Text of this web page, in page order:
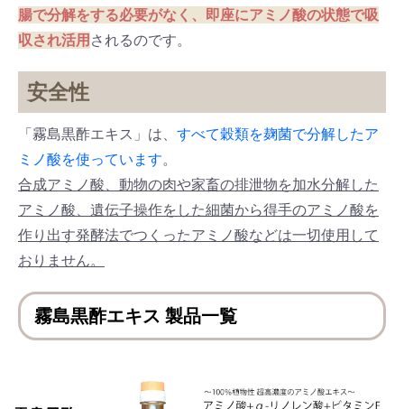
腸で分解をする必要がなく、即座にアミノ酸の状態で吸
収され活用 されるのです。
安全性
「霧島黒酢エキス」は、 すべて穀類を麹菌で分解したア
ミノ酸を使っています。
合成アミノ酸、動物の肉や家畜の排泄物を加水分解した
アミノ酸、遺伝子操作をした細菌から得手のアミノ酸を
作り出す発酵法でつくったアミノ酸などは一切使用して
おりません。
霧島黒酢エキス 製品一覧